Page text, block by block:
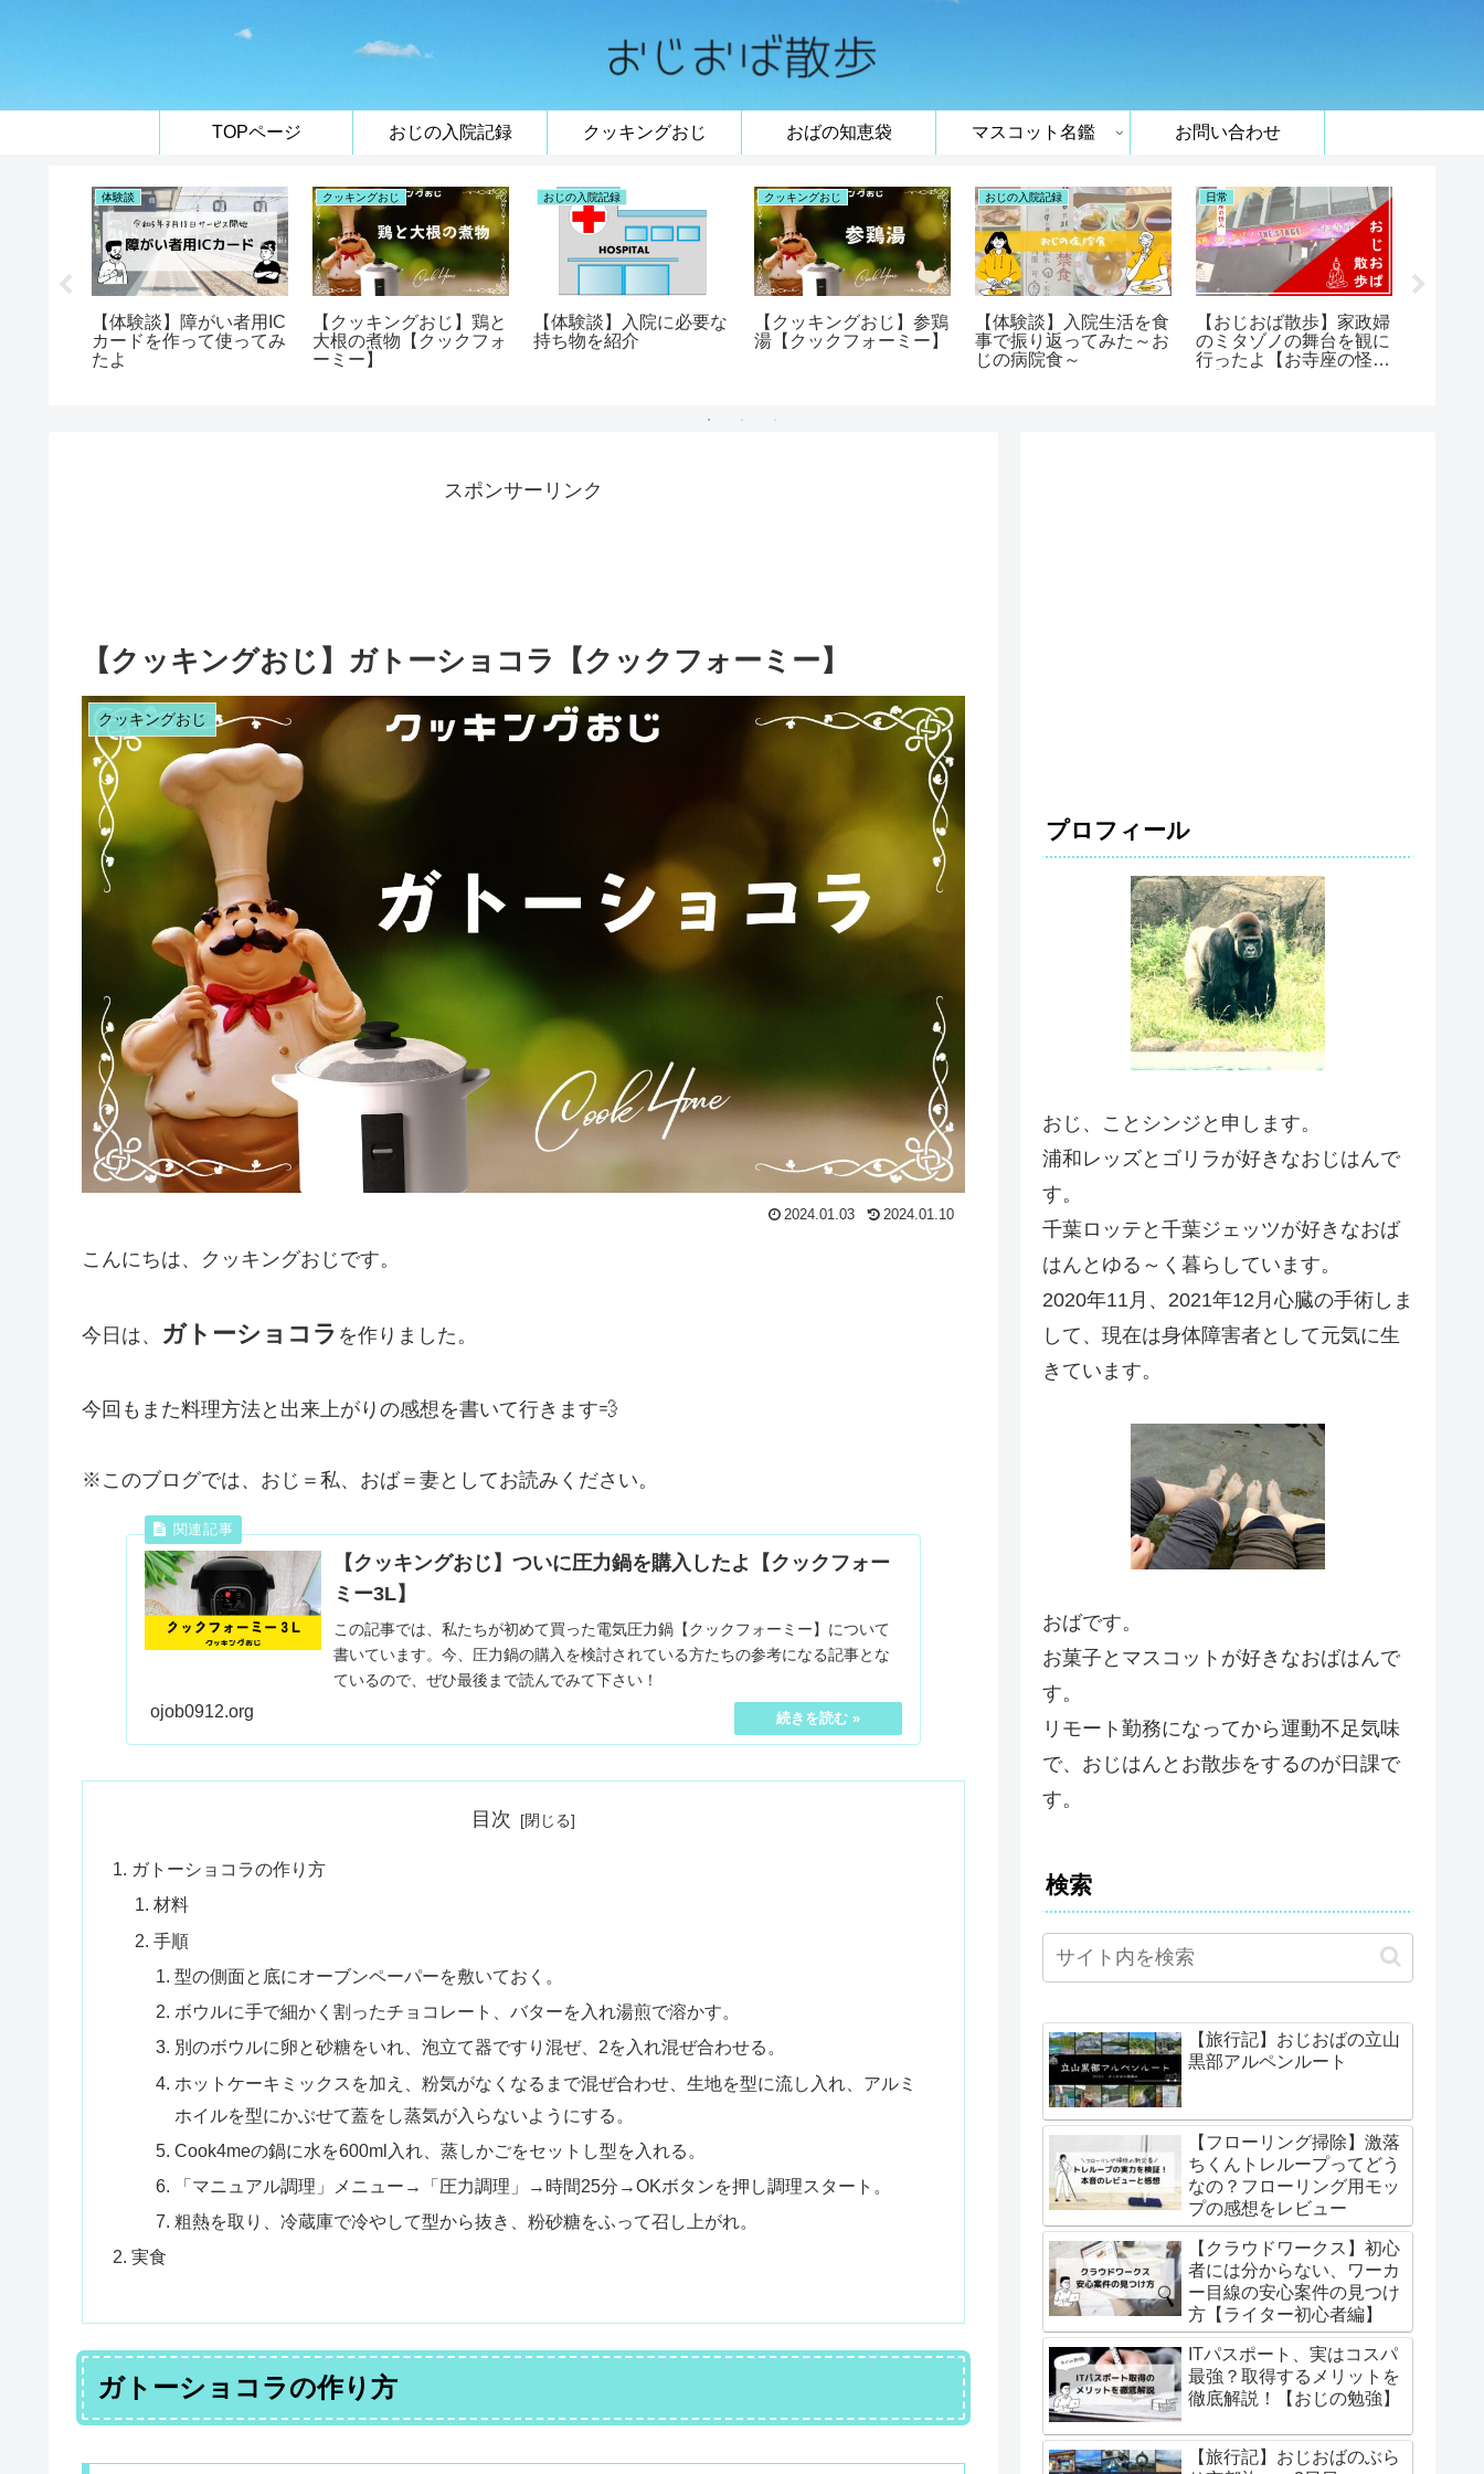
TOPページ おじの入院記録 クッキングおじ おばの知恵袋 マスコット名鑑 お問い合わせ
体験談
【体験談】障がい者用IC
カードを作って使ってみ
たよ
クッキングおじ
【クッキングおじ】鶏と
大根の煮物【クックフォ
ーミー】
おじの入院記録
【体験談】入院に必要な
持ち物を紹介
クッキングおじ
【クッキングおじ】参鶏
湯【クックフォーミー】
おじの入院記録
【体験談】入院生活を食
事で振り返ってみた～お
じの病院食～
日常
【おじおば散歩】家政婦
のミタゾノの舞台を観に
行ったよ【お寺座の怪
スポンサーリンク
【クッキングおじ】ガトーショコラ【クックフォーミー】
クッキングおじ
2024.01.03 2024.01.10
こんにちは、クッキングおじです。
今日は、 ガトーショコラ を作りました。
今回もまた料理方法と出来上がりの感想を書いて行きます💨
※このブログでは、おじ＝私、おば＝妻としてお読みください。
【クッキングおじ】ついに圧力鍋を購入したよ【クックフォー
ミー3L】
この記事では、私たちが初めて買った電気圧力鍋【クックフォーミー】について
書いています。今、圧力鍋の購入を検討されている方たちの参考になる記事とな
ているので、ぜひ最後まで読んでみて下さい！
ojob0912.org
目次
ガトーショコラの作り方
材料
手順
型の側面と底にオーブンペーパーを敷いておく。
ボウルに手で細かく割ったチョコレート、バターを入れ湯煎で溶かす。
別のボウルに卵と砂糖をいれ、泡立て器ですり混ぜ、2を入れ混ぜ合わせる。
ホットケーキミックスを加え、粉気がなくなるまで混ぜ合わせ、生地を型に流し入れ、アルミ
ホイルを型にかぶせて蓋をし蒸気が入らないようにする。
Cook4meの鍋に水を600ml入れ、蒸しかごをセットし型を入れる。
「マニュアル調理」メニュー→「圧力調理」→時間25分→OKボタンを押し調理スタート。
粗熱を取り、冷蔵庫で冷やして型から抜き、粉砂糖をふって召し上がれ。
実食
ガトーショコラの作り方
プロフィール
おじ、ことシンジと申します。
浦和レッズとゴリラが好きなおじはんで
す。
千葉ロッテと千葉ジェッツが好きなおば
はんとゆる～く暮らしています。
2020年11月、2021年12月心臓の手術しま
して、現在は身体障害者として元気に生
きています。
おばです。
お菓子とマスコットが好きなおばはんで
す。
リモート勤務になってから運動不足気味
で、おじはんとお散歩をするのが日課で
す。
検索
【旅行記】おじおばの立山
黒部アルペンルート
【フローリング掃除】激落
ちくんトレループってどう
なの？フローリング用モッ
プの感想をレビュー
【クラウドワークス】初心
者には分からない、ワーカ
ー目線の安心案件の見つけ
方【ライター初心者編】
ITパスポート、実はコスパ
最強？取得するメリットを
徹底解説！【おじの勉強】
【旅行記】おじおばのぶら